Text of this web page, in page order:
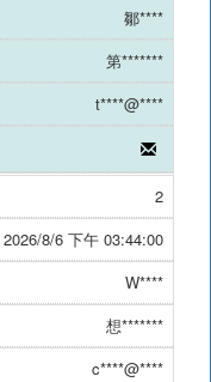
鄒****
第*******
t****@****
2
2026/8/6 下午 03:44:00
W****
想*******
c****@****